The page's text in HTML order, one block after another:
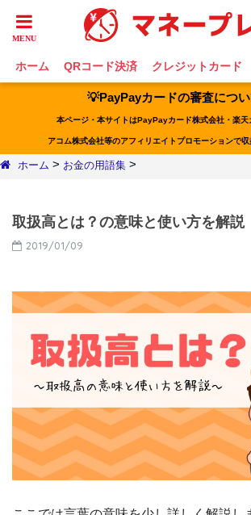
ホーム QRコード決済 クレジットカード
💡PayPayカードの審査につ
本ページ・本サイトはPayPayカード株式会社・楽天
アコム株式会社等のアフィリエイトプロモーションで収
ホーム > お金の用語集 >
取扱高とは？の意味と使い方を解説
2019/01/09